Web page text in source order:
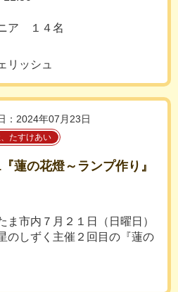
ア １４名
リッシュ
：2024年07月23日
たすけあい
蓮の花燈～ランプ作り』
ま市内７月２１日（日曜日）
のしずく主催２回目の『蓮の